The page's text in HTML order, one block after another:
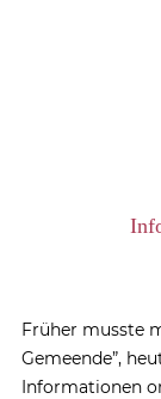
Früher musste
Gemeende”,
Informationen